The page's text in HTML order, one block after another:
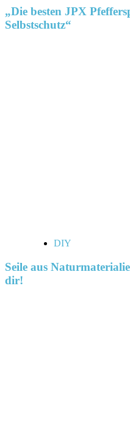
„Die besten JPX
Selbstschutz“
DIY
Seile aus
dir!